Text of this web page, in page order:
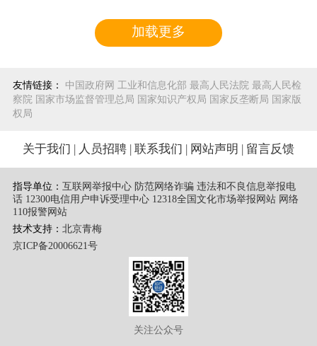
加载更多
友情链接： 中国政府网 工业和信息化部 最高人民法院 最高人民检
察院 国家市场监督管理总局 国家知识产权局 国家反垄断局 国家版
权局
关于我们 人员招聘 联系我们 网站声明 留言反馈
指导单位： 互联网举报中心 防范网络诈骗 违法和不良信息举报电
话 12300电信用户申诉受理中心 12318全国文化市场举报网站 网络
110报警网站
技术支持： 北京青梅
京ICP备20006621号
关注公众号